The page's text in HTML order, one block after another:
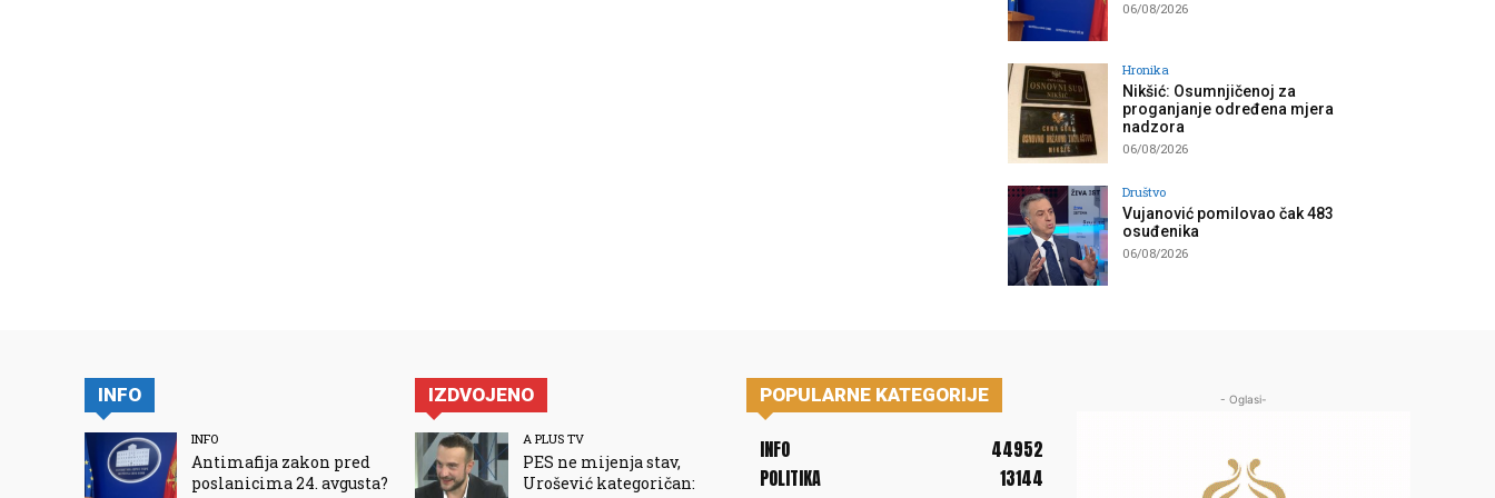
06/08/2026
Hronika
Nikšić: Osumnjičenoj za
proganjanje određena mjera
nadzora
06/08/2026
Društvo
Vujanović pomilovao čak 483
osuđenika
06/08/2026
INFO
INFO
Antimafija zakon pred
poslanicima 24. avgusta?
IZDVOJENO
A PLUS TV
PES ne mijenja stav,
Urošević kategoričan:
POPULARNE KATEGORIJE
INFO
44952
POLITIKA
13144
- Oglasi-